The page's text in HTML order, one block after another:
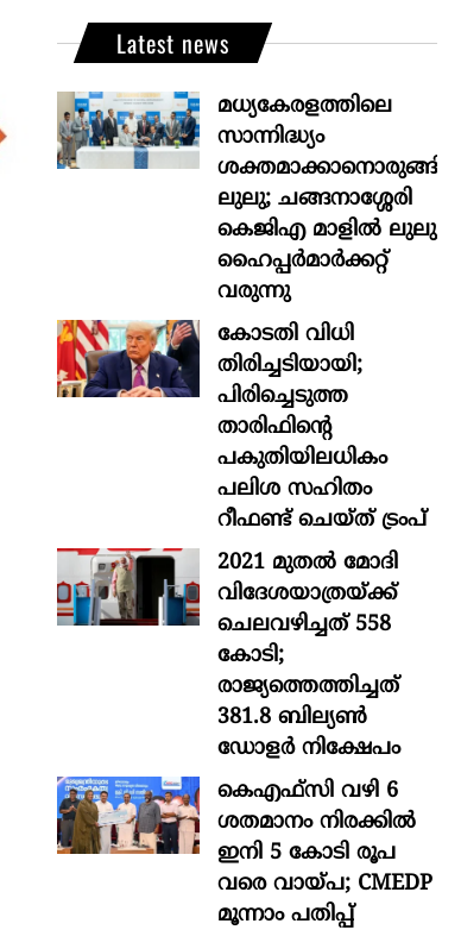
Latest news
മധ്യകേരളത്തിലെ
സാന്നിദ്ധ്യം
ശക്തമാക്കാനൊരുങ്ങി
ലുലു; ചങ്ങനാശ്ശേരി
കെജിഎ മാളിൽ ലുലു
ഹൈപ്പർമാർക്കറ്റ്
വരുന്നു
കോടതി വിധി
തിരിച്ചടിയായി;
പിരിച്ചെടുത്ത
താരിഫിന്‍റെ
പകുതിയിലധികം
പലിശ സഹിതം
റീഫണ്ട് ചെയ്ത് ട്രംപ്
2021 മുതൽ മോദി
വിദേശയാത്രയ്ക്ക്
ചെലവഴിച്ചത് 558
കോടി;
രാജ്യത്തെത്തിച്ചത്
381.8 ബില്യൺ
ഡോളർ നിക്ഷേപം
കെഎഫ്സി വഴി 6
ശതമാനം നിരക്കിൽ
ഇനി 5 കോടി രൂപ
വരെ വായ്പ; CMEDP
മൂന്നാം പതിപ്പ്